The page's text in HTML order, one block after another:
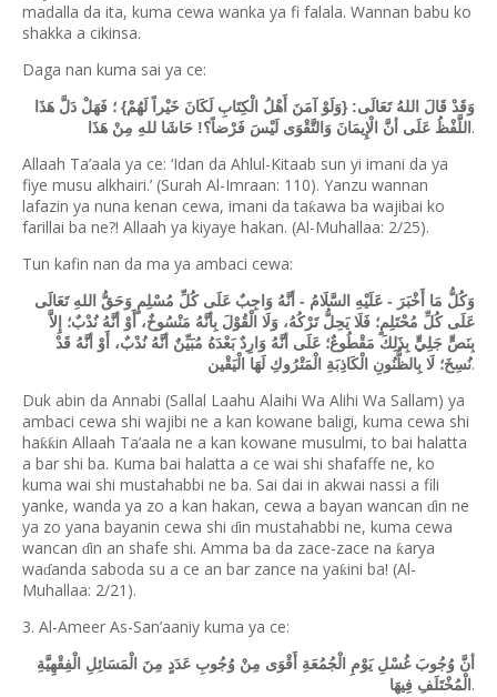
madalla da ita, kuma cewa wanka ya fi falala. Wannan babu ko
shakka a cikinsa.
Daga nan kuma sai ya ce:
وَقَدْ قَالَ اللهُ تَعَالَى: {وَلَوْ آمَنَ أَهْلُ الْكِتَابِ لَكَانَ خَيْراً لَهُمْ} ؛ فَهَلْ دَلَّ هَذَا
اللَّفْظُ عَلَى أنَّ الْإِيمَانَ وَالتَّقْوَى لَيْسَ فَرْضاً؟! حَاشَا للهِ مِنْ هَذَا .
Allaah Ta’aala ya ce: ‘Idan da Ahlul-Kitaab sun yi imani da ya
fiye musu alkhairi.’ (Surah Al-Imraan: 110). Yanzu wannan
lafazin ya nuna kenan cewa, imani da taƙawa ba wajibai ko
farillai ba ne?! Allaah ya kiyaye hakan. (Al-Muhallaa: 2/25).
Tun kafin nan da ma ya ambaci cewa:
وَكُلُّ مَا أَخْبَرَ - عَلَيْهِ السَّلَامُ - أنَّهُ وَاجِبٌ عَلَى كُلِّ مُسْلِمٍ وَحَقُّ اللهِ تَعَالَى
عَلَى كُلِّ مُحْتَلِمٍ؛ فَلَا يَحِلُّ تَرْكُهُ، وَلَا الْقُوْلَ بِأنَّهُ مَنْسُوخٌ، أَوْ أنَّهُ نُدْبٌ؛ إِلاَّ
بِنَصٍّ جَلِيٍّ بِذَلِكَ مَقْطُوعٌ؛ عَلَى أنَّهُ وَارِدٌ بَعْدَهُ مُبَيِّنٌ أنَّهُ نُدْبٌ، أَوْ أنَّهُ قَدْ
نُسِخَ؛ لَا بِالظُّنُونِ الْكَاذِبَةِ الْمَتْرُوكِ لَهَا الْيَقْين.
Duk abin da Annabi (Sallal Laahu Alaihi Wa Alihi Wa Sallam) ya
ambaci cewa shi wajibi ne a kan kowane baligi, kuma cewa shi
haƙƙin Allaah Ta’aala ne a kan kowane musulmi, to bai halatta
a bar shi ba. Kuma bai halatta a ce wai shi shafaffe ne, ko
kuma wai shi mustahabbi ne ba. Sai dai in akwai nassi a fili
yanke, wanda ya zo a kan hakan, cewa a bayan wancan ɗin ne
ya zo yana bayanin cewa shi ɗin mustahabbi ne, kuma cewa
wancan ɗin an shafe shi. Amma ba da zace-zace na ƙarya
waɗanda saboda su a ce an bar zance na yaƙini ba! (Al-
Muhallaa: 2/21).
3. Al-Ameer As-San’aaniy kuma ya ce:
أنَّ وُجُوبَ غُسْلِ يَوْمِ الْجُمُعَةِ أَقْوَى مِنْ وُجُوبِ عَدَدٍ مِنَ الْمَسَائِلِ الْفِقْهِيَّةِ
الْمُخْتَلَفِ فِيهَا .